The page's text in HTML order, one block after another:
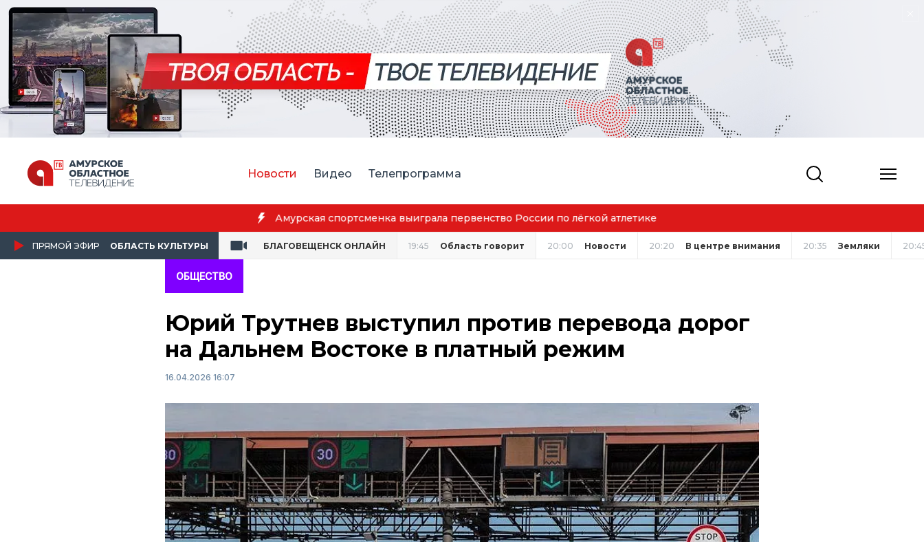
Новости Видео Телепрограмма
Благовещенск вошёл в число городов с наилучшим качеством жизни
ПРЯМОЙ ЭФИР ОБЛАСТЬ КУЛЬТУРЫ БЛАГОВЕЩЕНСК ОНЛАЙН 19:45 Область говорит 20:00 Новости 20:20 В центре внимания 20:35 Земляки
ОБЩЕСТВО
Юрий Трутнев выступил против перевода дорог
на Дальнем Востоке в платный режим
16.04.2026 16:07